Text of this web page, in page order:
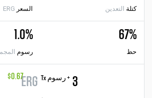
كتلة التعدين السعر
67%
حظ
1.0%
رسوم
3 + رسوم Tx ERG
$0.67